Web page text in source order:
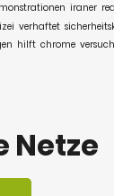
iraner
verhaftet
hilft chrome
Netze